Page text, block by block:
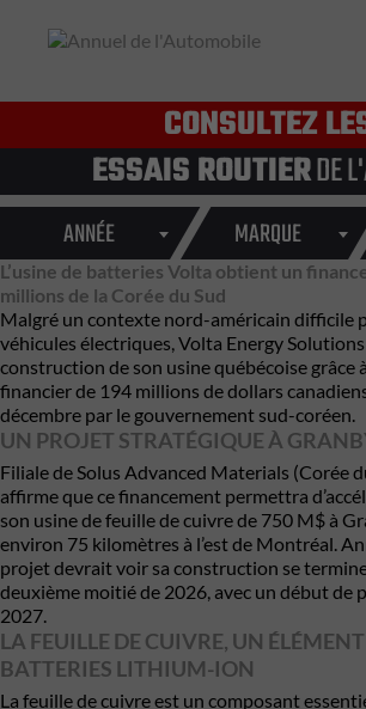
CONSULTEZ
ESSAIS ROUTIERDE
ANNÉE MARQUE
L’usine de batteries Volta obtient un
millions de la Corée du Sud
Malgré un contexte nord-américain difficile
véhicules électriques, Volta Energy
construction de son usine québécoise grâce
financier de 194 millions de dollars
décembre par le gouvernement sud-coréen.
UN PROJET STRATÉGIQUE À
Filiale de Solus Advanced Materials (Corée
affirme que ce financement permettra
son usine de feuille de cuivre de 750 M$ à
environ 75 kilomètres à l’est de Montréal.
projet devrait voir sa construction se
deuxième moitié de 2026, avec un début de
2027.
LA FEUILLE DE CUIVRE, UN ÉLÉMENT
BATTERIES LITHIUM-ION
La feuille de cuivre est un composant